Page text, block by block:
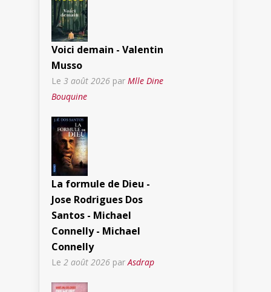
Voici demain - Valentin
Musso
Le 3 août 2026 par Mlle Dine
Bouquine
La formule de Dieu -
Jose Rodrigues Dos
Santos - Michael
Connelly - Michael
Connelly
Le 2 août 2026 parAsdrap